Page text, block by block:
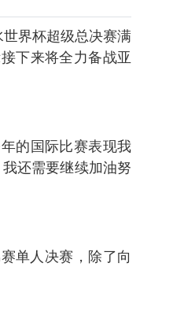
界杯超级总决赛满
下来将全力备战亚
的国际比赛表现我
还需要继续加油努
单人决赛，除了向